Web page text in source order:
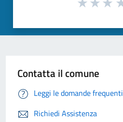
Contatta il comune
Leggi le domande frequenti
Richiedi Assistenza